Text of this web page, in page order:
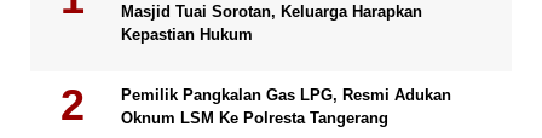
Masjid Tuai Sorotan, Keluarga Harapkan
Kepastian Hukum
Pemilik Pangkalan Gas LPG, Resmi Adukan
Oknum LSM Ke Polresta Tangerang